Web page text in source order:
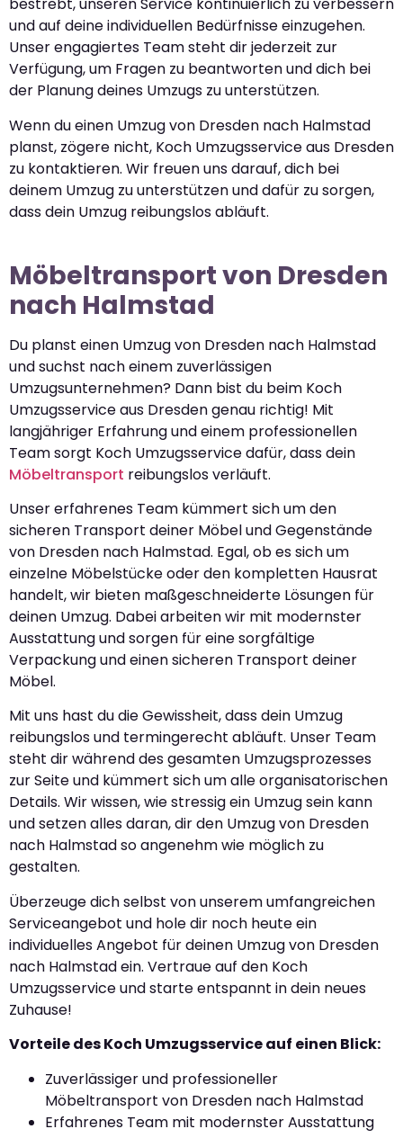
bestrebt, unseren Service kontinuierlich zu verbessern
und auf deine individuellen Bedürfnisse einzugehen.
Unser engagiertes Team steht dir jederzeit zur
Verfügung, um Fragen zu beantworten und dich bei
der Planung deines Umzugs zu unterstützen.
Wenn du einen Umzug von Dresden nach Halmstad
planst, zögere nicht, Koch Umzugsservice aus Dresden
zu kontaktieren. Wir freuen uns darauf, dich bei
deinem Umzug zu unterstützen und dafür zu sorgen,
dass dein Umzug reibungslos abläuft.
Möbeltransport von Dresden
nach Halmstad
Du planst einen Umzug von Dresden nach Halmstad
und suchst nach einem zuverlässigen
Umzugsunternehmen? Dann bist du beim Koch
Umzugsservice aus Dresden genau richtig! Mit
langjähriger Erfahrung und einem professionellen
Team sorgt Koch Umzugsservice dafür, dass dein
Möbeltransport reibungslos verläuft.
Unser erfahrenes Team kümmert sich um den
sicheren Transport deiner Möbel und Gegenstände
von Dresden nach Halmstad. Egal, ob es sich um
einzelne Möbelstücke oder den kompletten Hausrat
handelt, wir bieten maßgeschneiderte Lösungen für
deinen Umzug. Dabei arbeiten wir mit modernster
Ausstattung und sorgen für eine sorgfältige
Verpackung und einen sicheren Transport deiner
Möbel.
Mit uns hast du die Gewissheit, dass dein Umzug
reibungslos und termingerecht abläuft. Unser Team
steht dir während des gesamten Umzugsprozesses
zur Seite und kümmert sich um alle organisatorischen
Details. Wir wissen, wie stressig ein Umzug sein kann
und setzen alles daran, dir den Umzug von Dresden
nach Halmstad so angenehm wie möglich zu
gestalten.
Überzeuge dich selbst von unserem umfangreichen
Serviceangebot und hole dir noch heute ein
individuelles Angebot für deinen Umzug von Dresden
nach Halmstad ein. Vertraue auf den Koch
Umzugsservice und starte entspannt in dein neues
Zuhause!
Vorteile des Koch Umzugsservice auf einen Blick:
Zuverlässiger und professioneller
Möbeltransport von Dresden nach Halmstad
Erfahrenes Team mit modernster Ausstattung